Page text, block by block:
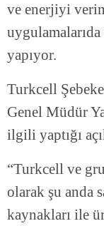
ve enerjiyi
uygulamalarıda
yapıyor.
Turkcell
Genel Müdür
ilgili yaptığı
“Turkcell ve
olarak şu anda
kaynakları ile